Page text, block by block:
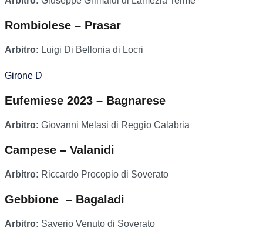
Rombiolese – Prasar
Arbitro: Luigi Di Bellonia di Locri
Girone D
Eufemiese 2023 – Bagnarese
Arbitro: Giovanni Melasi di Reggio Calabria
Campese – Valanidi
Arbitro: Riccardo Procopio di Soverato
Gebbione – Bagaladi
Arbitro: Saverio Venuto di Soverato